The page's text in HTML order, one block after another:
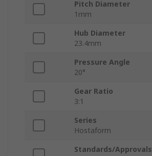
Pitch Diameter
1mm
Hub Diameter
23.4mm
Pressure Angle
20°
Gear Ratio
3:1
Series
Hostaform
Standards/Approvals